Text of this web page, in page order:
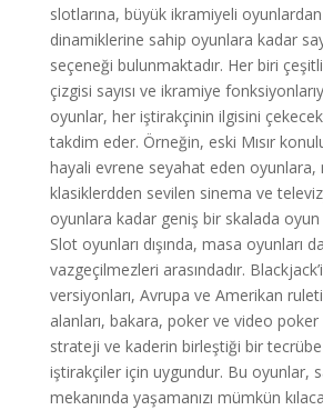
slotlarına, büyük ikramiyeli
dinamiklerine sahip oyunlara kadar
seçeneği bulunmaktadır. Her biri
çizgisi sayısı ve ikramiye
oyunlar, her iştirakçinin ilgisini
takdim eder. Örneğin, eski Mısır
hayali evrene seyahat eden oyunlara,
klasiklerdden sevilen sinema ve
oyunlara kadar geniş bir skalada
Slot oyunları dışında, masa oyunları
vazgeçilmezleri arasındadır.
versiyonları, Avrupa ve Amerikan
alanları, bakara, poker ve video
strateji ve kaderin birleştiği bir
iştirakçiler için uygundur. Bu oyunlar,
mekanında yaşamanızı mümkün